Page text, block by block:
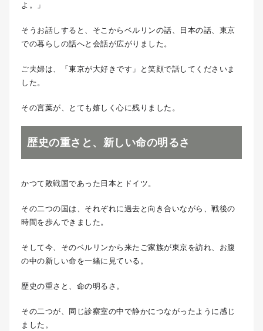
よ。」
そうお話しすると、そこからベルリンの話、日本の話、東京
での暮らしの話へと会話が広がりました。
ご夫婦は、「東京が大好きです」と笑顔で話してくださいま
した。
その言葉が、とても嬉しく心に残りました。
歴史の重さと、新しい命の明るさ
かつて敗戦国であった日本とドイツ。
その二つの国は、それぞれに過去と向き合いながら、戦後の
時間を歩んできました。
そして今、そのベルリンから来たご家族が東京を訪れ、お腹
の中の新しい命を一緒に見ている。
歴史の重さと、命の明るさ。
その二つが、同じ診察室の中で静かにつながったように感じ
ました。